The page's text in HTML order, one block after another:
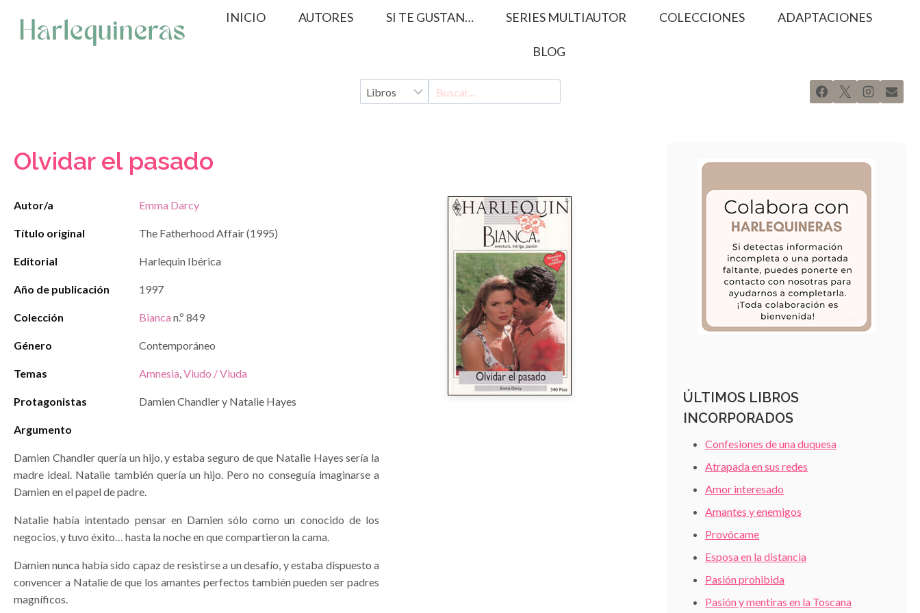
contenido
INICIO AUTORES SI TE GUSTAN… SERIES MULTIAUTOR COLECCIONES ADAPTACIONES
BLOG
Olvidar el pasado
Autor/a Emma Darcy
Título original The Fatherhood Affair (1995)
Editorial Harlequin Ibérica
Año de publicación 1997
Colección Bianca n.º 849
Género Contemporáneo
Temas Amnesia,Viudo / Viuda
Protagonistas Damien Chandler y Natalie Hayes
Argumento
Damien Chandler quería un hijo, y estaba seguro de que Natalie Hayes sería la
madre ideal. Natalie también quería un hijo. Pero no conseguía imaginarse a
Damien en el papel de padre.
Natalie había intentado pensar en Damien sólo como un conocido de los
negocios, y tuvo éxito… hasta la noche en que compartieron la cama.
Damien nunca había sido capaz de resistirse a un desafío, y estaba dispuesto a
convencer a Natalie de que los amantes perfectos también pueden ser padres
magníficos.
ÚLTIMOS LIBROS
INCORPORADOS
Confesiones de una duquesa
Atrapada en sus redes
Amor interesado
Amantes y enemigos
Provócame
Esposa en la distancia
Pasión prohibida
Pasión y mentiras en la Toscana